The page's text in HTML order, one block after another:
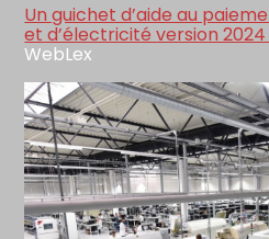
Un guichet d’aide au
et d’électricité version 2024
WebLex